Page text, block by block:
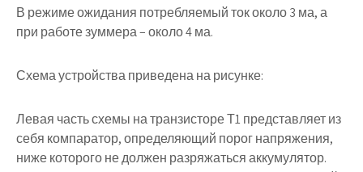
В режиме ожидания потребляемый ток около 3 ма, а
при работе зуммера – около 4 ма.
Схема устройства приведена на рисунке:
Левая часть схемы на транзистореТ1представляет из
себя компаратор, определяющий порог напряжения,
ниже которого не должен разряжаться аккумулятор.